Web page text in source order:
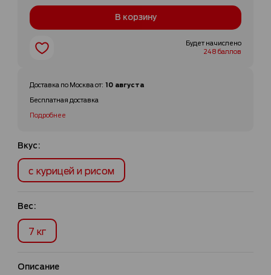
В корзину
Будет начислено
248 баллов
Доставка по Москваот: 10 августа
Бесплатная доставка
Подробнее
Вкус:
с курицей и рисом
Вес:
7 кг
Описание